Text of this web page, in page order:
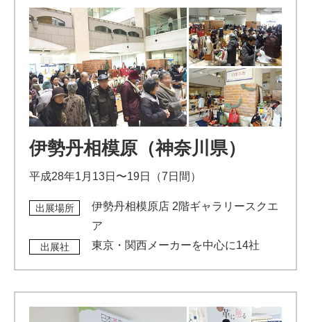
伊勢丹相模原（神奈川県）
平成28年1月13日〜19日（7日間）
出展場所
伊勢丹相模原店 2階ギャラリースクエ
ア
出展社 東京・関西メーカーを中心に14社